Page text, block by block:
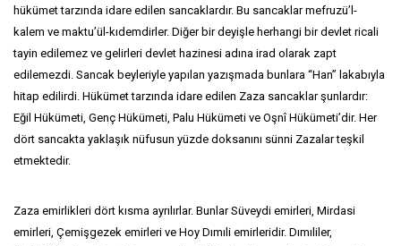
hükümet tarzında idare edilen sancaklardır. Bu sancaklar mefruzü’l-
kalem ve maktu’ül-kıdemdirler. Diğer bir deyişle herhangi bir devlet ricali
tayin edilemez ve gelirleri devlet hazinesi adına irad olarak zapt
edilemezdi. Sancak beyleriyle yapılan yazışmada bunlara “Han” lakabıyla
hitap edilirdi. Hükümet tarzında idare edilen Zaza sancaklar şunlardır:
Eğil Hükümeti, Genç Hükümeti, Palu Hükümeti ve Oşnî Hükümeti’dir. Her
dört sancakta yaklaşık nüfusun yüzde doksanını sünni Zazalar teşkil
etmektedir.
Zaza emirlikleri dört kısma ayrılırlar. Bunlar Süveydi emirleri, Mirdasi
emirleri, Çemişgezek emirleri ve Hoy Dımıli emirleridir. Dımıliler,